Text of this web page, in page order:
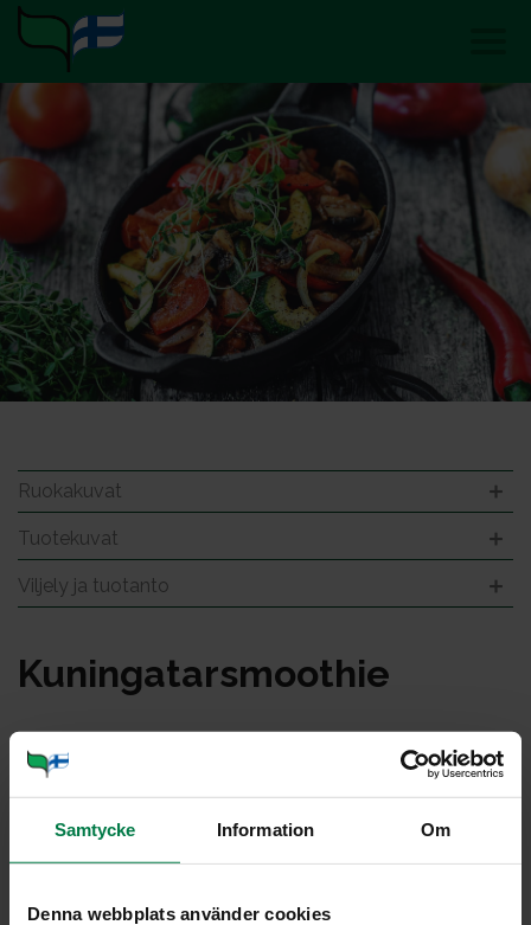
Samtycke Information Om
Denna webbplats använder cookies
Ruokakuvat
Tuotekuvat
Viljely ja tuotanto
Ku­nin­ga­tars­moot­hie